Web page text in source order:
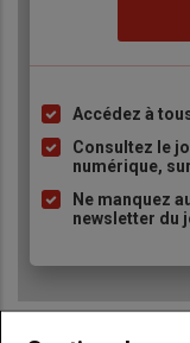
Liste
à
puce
Accédez à
Consultez le
numérique,
Ne manquez
newsletter du